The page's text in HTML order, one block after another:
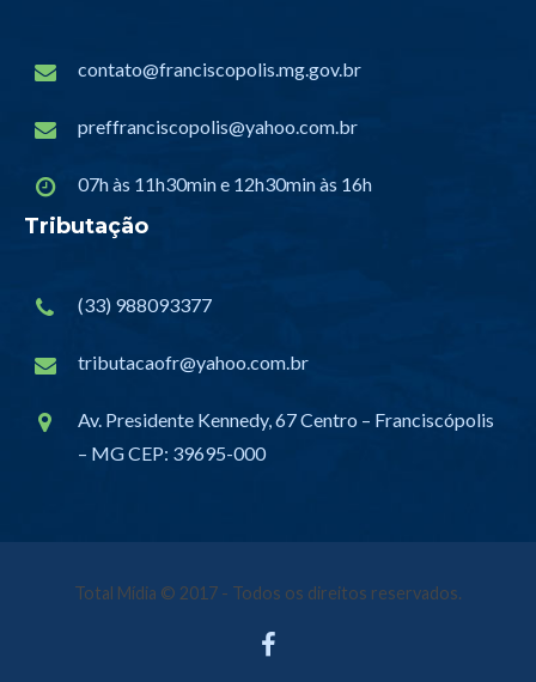
contato@franciscopolis.mg.gov.br
preffranciscopolis@yahoo.com.br
07h às 11h30min e 12h30min às 16h
Tributação
(33) 988093377
tributacaofr@yahoo.com.br
Av. Presidente Kennedy, 67 Centro – Franciscópolis
– MG CEP: 39695-000
Total Mídia © 2017 - Todos os direitos reservados.